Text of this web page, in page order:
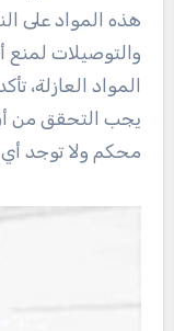
هذه المواد على
والتوصيلات
المواد العازلة،
يجب التحقق من أن
محكم ولا توجد